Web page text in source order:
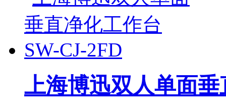
上海博迅双人单面